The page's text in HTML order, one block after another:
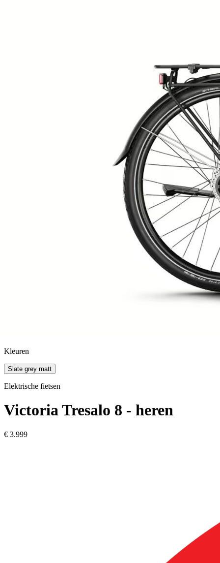
Kleuren
Slate grey matt
Elektrische fietsen
VictoriaTresalo 8 - heren
€ 3.999